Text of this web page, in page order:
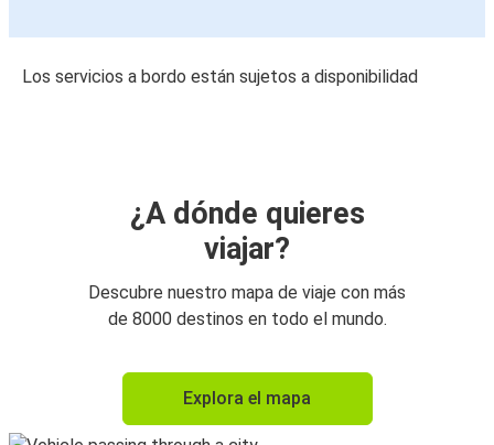
Los servicios a bordo están sujetos a disponibilidad
¿A dónde quieres
viajar?
Descubre nuestro mapa de viaje con más
de 8000 destinos en todo el mundo.
Explora el mapa